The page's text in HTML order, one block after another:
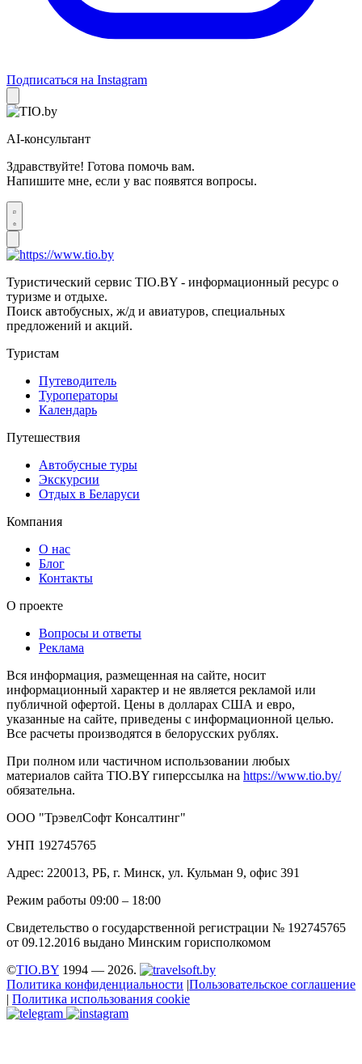
Подписаться на Instagram
AI-консультант
Здравствуйте! Готова помочь вам.
Напишите мне, если у вас появятся вопросы.
Туристический сервис TIO.BY - информационный ресурс о
туризме и отдыхе.
Поиск автобусных, ж/д и авиатуров, специальных
предложений и акций.
Туристам
Путеводитель
Туроператоры
Календарь
Путешествия
Автобусные туры
Экскурсии
Отдых в Беларуси
Компания
О нас
Блог
Контакты
О проекте
Вопросы и ответы
Реклама
Вся информация, размещенная на сайте, носит
информационный характер и не является рекламой или
публичной офертой. Цены в долларах США и евро,
указанные на сайте, приведены с информационной целью.
Все расчеты производятся в белорусских рублях.
При полном или частичном использовании любых
материалов сайта TIO.BY гиперссылка на https://www.tio.by/
обязательна.
ООО "ТрэвелСофт Консалтинг"
УНП 192745765
Адрес: 220013, РБ, г. Минск, ул. Кульман 9, офис 391
Режим работы 09:00 – 18:00
Свидетельство о государственной регистрации № 192745765
от 09.12.2016 выдано Минским горисполкомом
©TIO.BY 1994 — 2026.
Политика конфиденциальности |Пользовательское соглашение
| Политика использования cookie